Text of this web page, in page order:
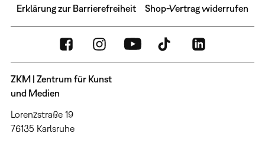
Erklärung zur Barrierefreiheit Shop-Vertrag widerrufen
ZKM | Zentrum für Kunst
und Medien
Lorenzstraße 19
76135 Karlsruhe